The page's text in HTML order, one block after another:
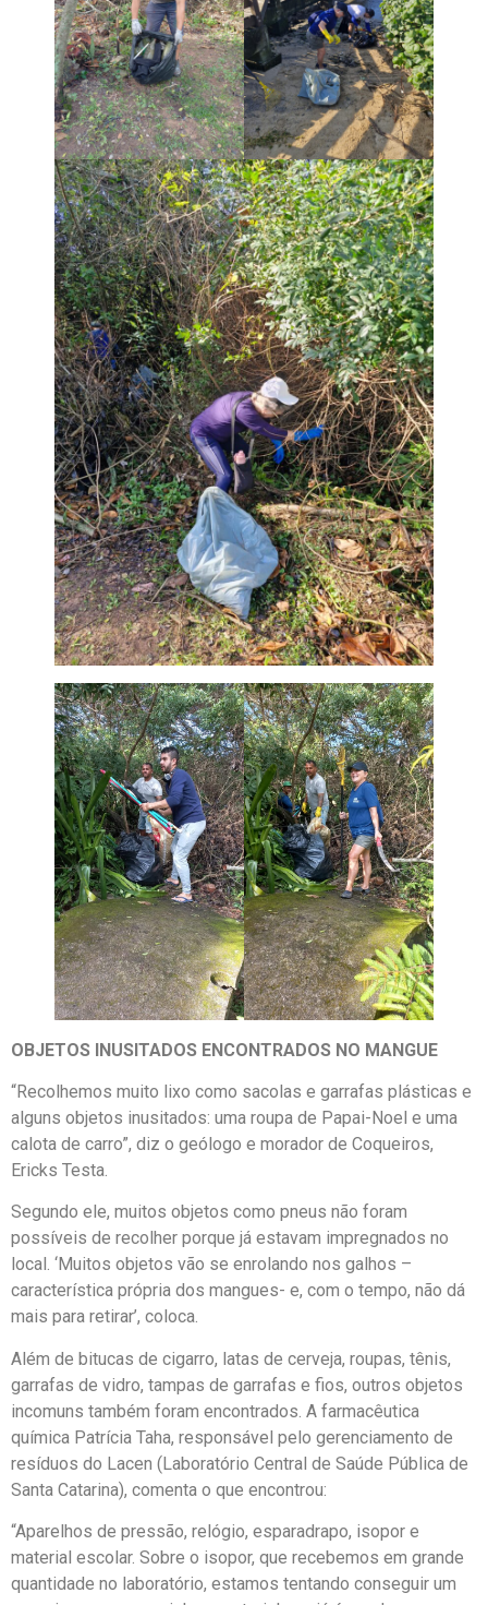
OBJETOS INUSITADOS ENCONTRADOS NO MANGUE
“Recolhemos muito lixo como sacolas e garrafas plásticas e
alguns objetos inusitados: uma roupa de Papai-Noel e uma
calota de carro”, diz o geólogo e morador de Coqueiros,
Ericks Testa.
Segundo ele, muitos objetos como pneus não foram
possíveis de recolher porque já estavam impregnados no
local. ‘Muitos objetos vão se enrolando nos galhos –
característica própria dos mangues- e, com o tempo, não dá
mais para retirar’, coloca.
Além de bitucas de cigarro, latas de cerveja, roupas, tênis,
garrafas de vidro, tampas de garrafas e fios, outros objetos
incomuns também foram encontrados. A farmacêutica
química Patrícia Taha, responsável pelo gerenciamento de
resíduos do Lacen (Laboratório Central de Saúde Pública de
Santa Catarina), comenta o que encontrou:
“Aparelhos de pressão, relógio, esparadrapo, isopor e
material escolar. Sobre o isopor, que recebemos em grande
quantidade no laboratório, estamos tentando conseguir um